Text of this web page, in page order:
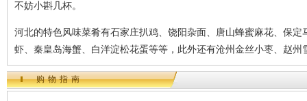
不妨小斟几杯。
河北的特色风味菜肴有石家庄扒鸡、饶阳杂面、唐山蜂蜜麻花、保
虾、秦皇岛海蟹、白洋淀松花蛋等等，此外还有沧州金丝小枣、赵
购物指南